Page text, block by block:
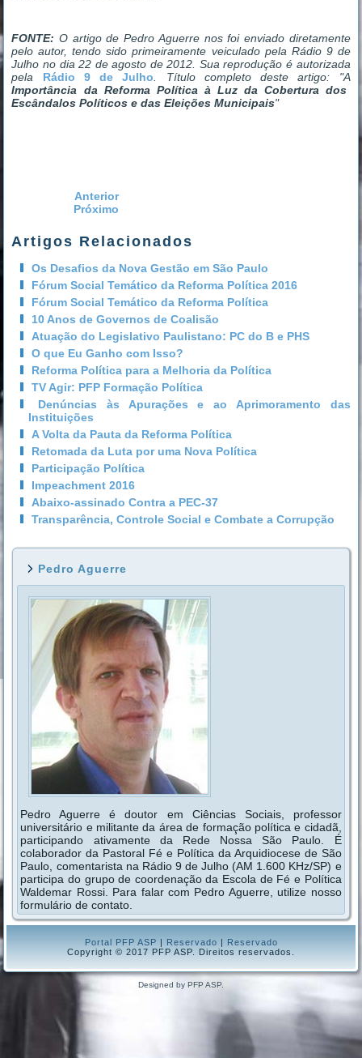
FONTE: O artigo de Pedro Aguerre nos foi enviado diretamente
pelo autor, tendo sido primeiramente veiculado pela Rádio 9 de
Julho no dia 22 de agosto de 2012. Sua reprodução é autorizada
pela Rádio 9 de Julho. Título completo deste artigo: "A
Importância da Reforma Política à Luz da Cobertura dos
Escândalos Políticos e das Eleições Municipais"
Anterior
Próximo
Artigos Relacionados
Os Desafios da Nova Gestão em São Paulo
Fórum Social Temático da Reforma Política 2016
Fórum Social Temático da Reforma Política
10 Anos de Governos de Coalisão
Atuação do Legislativo Paulistano: PC do B e PHS
O que Eu Ganho com Isso?
Reforma Política para a Melhoria da Política
TV Agir: PFP Formação Política
Denúncias às Apurações e ao Aprimoramento das
Instituições
A Volta da Pauta da Reforma Política
Retomada da Luta por uma Nova Política
Participação Política
Impeachment 2016
Abaixo-assinado Contra a PEC-37
Transparência, Controle Social e Combate a Corrupção
Pedro Aguerre
Pedro Aguerre é doutor em Ciências Sociais, professor
universitário e militante da área de formação política e cidadã,
participando ativamente da Rede Nossa São Paulo. É
colaborador da Pastoral Fé e Política da Arquidiocese de São
Paulo, comentarista na Rádio 9 de Julho (AM 1.600 KHz/SP) e
participa do grupo de coordenação da Escola de Fé e Política
Waldemar Rossi. Para falar com Pedro Aguerre, utilize nosso
formulário de contato.
Portal PFP ASP Reservado
Reservado
Copyright © 2017 PFP ASP. Direitos reservados.
Designed by PFP ASP.